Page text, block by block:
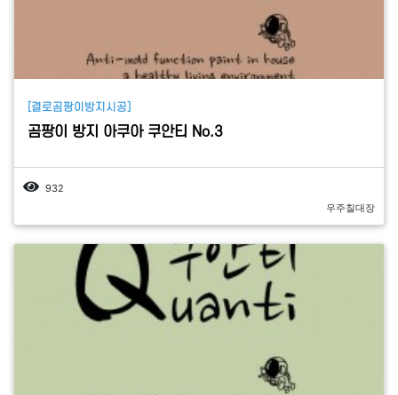
[결로곰팡이방지시공]
곰팡이 방지 아쿠아 쿠안티 No.3
932
우주칠대장